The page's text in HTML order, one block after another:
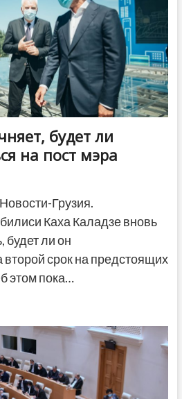
будет ли
на пост мэра
Грузия.
Каха Каладзе вновь
будет ли он
второй срок на предстоящих
этом пока…